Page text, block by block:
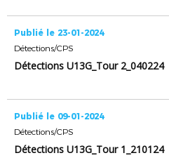
Publié le 23-01-2024
Détections/CPS
Détections U13G_Tour 2_040224
Publié le 09-01-2024
Détections/CPS
Détections U13G_Tour 1_210124